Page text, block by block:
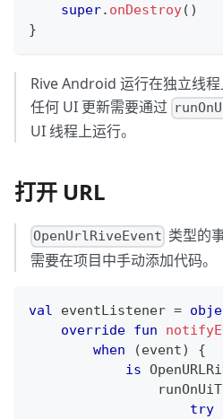
super. onDestroy( )
}
Rive Android 运行在独立线
任何 UI 更新需要通过
UI 线程上运行。
打开 URL
OpenUrlRiveEvent 类型的
需要在项目中手动添加代码。
val eventListener =
override fun
when
(event)
{
is
try